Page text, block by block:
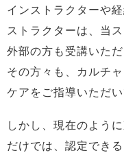
インストラクターや
ストラクターは、当
外部の方も受講いた
その方々も、カルチ
ケアをご指導いただい
しかし、現在のよう
だけでは、認定でき